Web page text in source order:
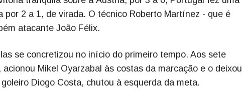
por 2 a 1, de virada. O técnico Roberto Martínez - que é
atacante João Félix.
se concretizou no início do primeiro tempo. Aos sete
Mikel Oyarzabal às costas da marcação e o deixou
Diogo Costa, chutou à esquerda da meta.